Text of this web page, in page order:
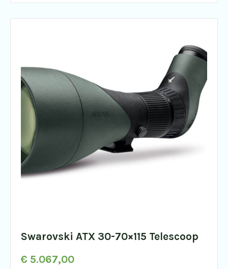
Swarovski ATX 30-70×115 Telescoop
€ 5.067,00